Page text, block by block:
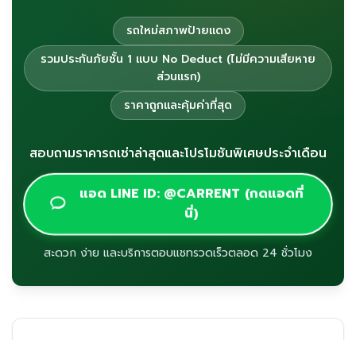
รถใหม่สภาพป้ายแดง
รวมประกันภัยชั้น 1 แบบ No Deduct (ไม่มีความเสียหาย
ส่วนแรก)
ราคาถูกและคุ้มค่าที่สุด
สอบถามราคารถเช่าล่าสุดและโปรโมชันพิเศษประจำเดือน
แอด LINE ID: @CARRENT (กดแอดที่
นี่)
สะดวก ง่าย และบริการตอบแชทรวดเร็วตลอด 24 ชั่วโมง